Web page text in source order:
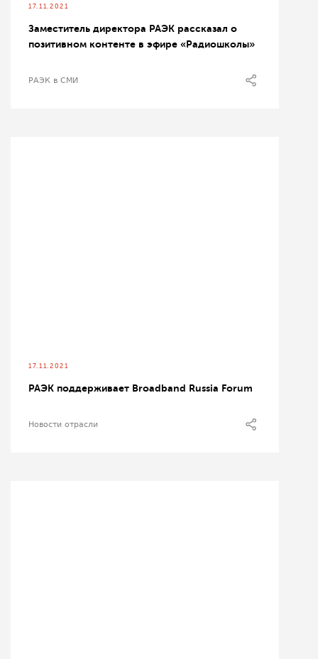
17.11.2021
Заместитель директора РАЭК рассказал о
позитивном контенте в эфире «Радиошколы»
РАЭК в СМИ
17.11.2021
РАЭК поддерживает Broadband Russia Forum
Новости отрасли